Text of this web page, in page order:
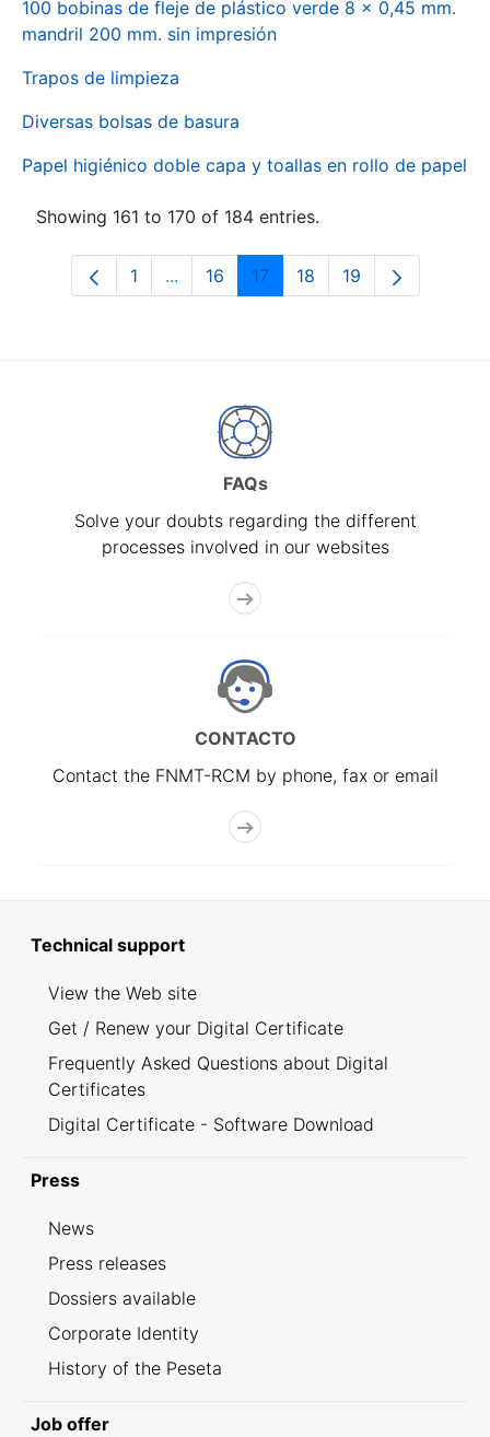
100 bobinas de fleje de plástico verde 8 x 0,45 mm.
mandril 200 mm. sin impresión
Trapos de limpieza
Diversas bolsas de basura
Papel higiénico doble capa y toallas en rollo de papel
Showing 161 to 170 of 184 entries.
Page
1 ...Intermediate Pages Use TAB to
Page
16 Page
17 Page
18 Page
19
FAQs
Solve your doubts regarding the different
processes involved in our websites
CONTACTO
Contact the FNMT-RCM by phone, fax or email
Technical support
View the Web site
Get / Renew your Digital Certificate
Frequently Asked Questions about Digital
Certificates
Digital Certificate - Software Download
Press
News
Press releases
Dossiers available
Corporate Identity
History of the Peseta
Job offer